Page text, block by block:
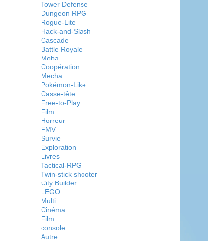
Tower Defense
Dungeon RPG
Rogue-Lite
Hack-and-Slash
Cascade
Battle Royale
Moba
Coopération
Mecha
Pokémon-Like
Casse-tête
Free-to-Play
Film
Horreur
FMV
Survie
Exploration
Livres
Tactical-RPG
Twin-stick shooter
City Builder
LEGO
Multi
Cinéma
Film
console
Autre